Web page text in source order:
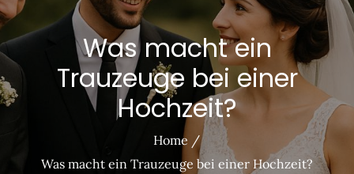
Was macht ein
Trauzeuge bei einer
Hochzeit?
Home
Was macht ein Trauzeuge bei einer Hochzeit?